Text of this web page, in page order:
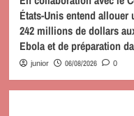
États-Unis entend
242 millions de dollars
Ebola et de préparation
junior 06/08/2026 0